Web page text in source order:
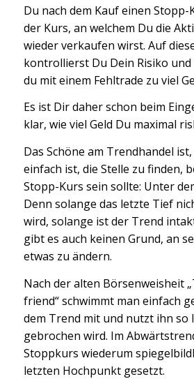
Du nach dem Kauf einen Stopp-
der Kurs, an welchem Du die
wieder verkaufen wirst. Auf
kontrollierst Du Dein Risiko
du mit einem Fehltrade zu viel
Es ist Dir daher schon beim
klar, wie viel Geld Du maximal
Das Schöne am Trendhandel
einfach ist, die Stelle zu finden,
Stopp-Kurs sein sollte: Unter
Denn solange das letzte Tief
wird, solange ist der Trend
gibt es auch keinen Grund, an
etwas zu ändern.
Nach der alten Börsenweisheit
friend“ schwimmt man einfach
dem Trend mit und nutzt ihn so
gebrochen wird. Im
Stoppkurs wiederum
letzten Hochpunkt gesetzt.